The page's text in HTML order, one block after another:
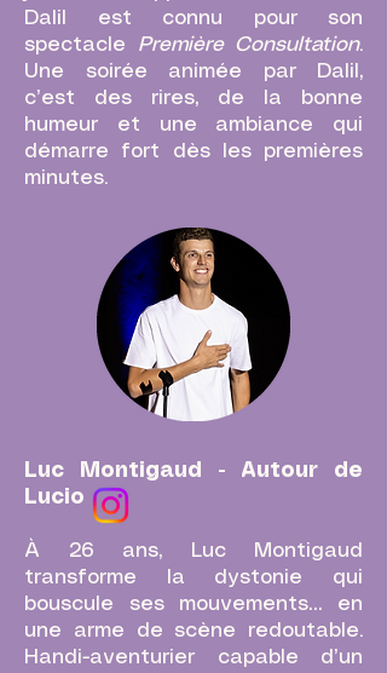
Dalil est connu pour son
spectacle Première Consultation.
Une soirée animée par Dalil,
c’est des rires, de la bonne
humeur et une ambiance qui
démarre fort dès les premières
minutes.
Luc Montigaud - Autour de
Lucio
À 26 ans, Luc Montigaud
transforme la dystonie qui
bouscule ses mouvements… en
une arme de scène redoutable.
Handi-aventurier capable d’un